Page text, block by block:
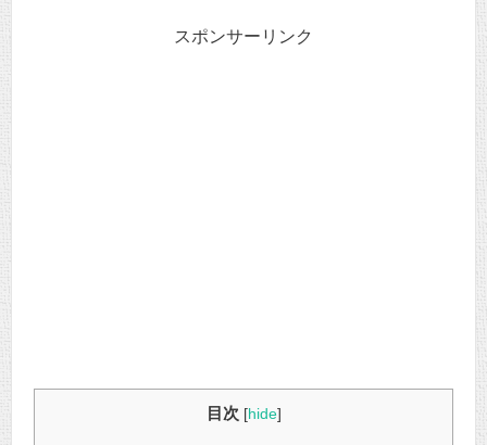
スポンサーリンク
目次 [hide]